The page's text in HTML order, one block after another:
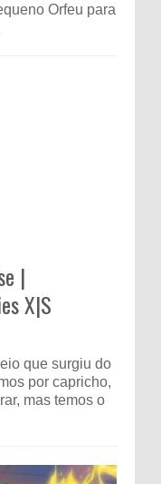
Orfeu para
|
X|S
que surgiu do
por capricho,
mas temos o